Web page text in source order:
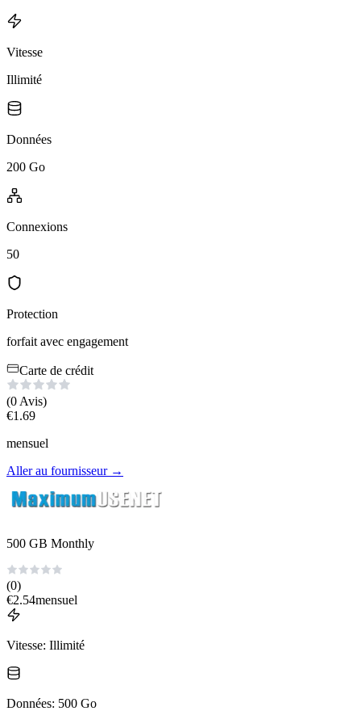
Vitesse
Illimité
Données
200 Go
Connexions
50
Protection
forfait avec engagement
Carte de crédit
(0 Avis)
€1.69
mensuel
Aller au fournisseur→
500 GB Monthly
(0)
€2.54mensuel
Vitesse: Illimité
Données: 500 Go